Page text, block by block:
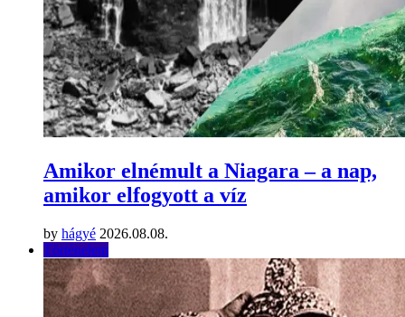
Amikor elnémult a Niagara – a nap,
amikor elfogyott a víz
by hágyé 2026.08.08.
Történelem